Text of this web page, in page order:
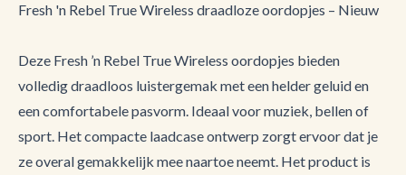
Fresh 'n Rebel True Wireless draadloze oordopjes – Nieuw
Deze Fresh ’n Rebel True Wireless oordopjes bieden
volledig draadloos luistergemak met een helder geluid en
een comfortabele pasvorm. Ideaal voor muziek, bellen of
sport. Het compacte laadcase ontwerp zorgt ervoor dat je
ze overal gemakkelijk mee naartoe neemt. Het product is